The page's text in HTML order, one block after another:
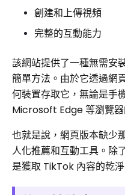
創建和上傳視頻
完整的互動能力
該網站提供了一種無需安
簡單方法。由於它透過網
何裝置存取它，無論是手
Microsoft Edge 等瀏覽
也就是說，網頁版本缺少
人化推薦和互動工具。除
是獲取 TikTok 內容的乾